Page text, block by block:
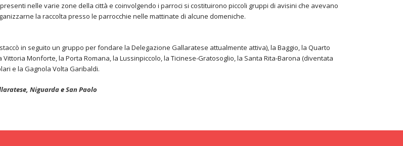
nelle varie zone della città e coinvolgendo i parroci si costituirono piccoli gruppi di avisini che avevano
la raccolta presso le parrocchie nelle mattinate di alcune domeniche.
in seguito un gruppo per fondare la Delegazione Gallaratese attualmente attiva), la Baggio, la Quarto
Monforte, la Porta Romana, la Lussinpiccolo, la Ticinese-Gratosoglio, la Santa Rita-Barona (diventata
e la Gagnola Volta Garibaldi.
, NiguardaeSan Paolo